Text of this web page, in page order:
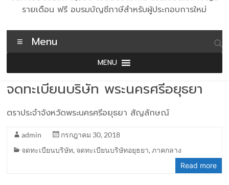
รายเดือน ฟรี อบรมบัญชีภาษีสำหรับผู้ประกอบการใหม่
Menu
MENU
จดทะเบียนบริษัท พระนครศรีอยุธยา
ตราประจำจังหวัดพระนครศรีอยุธยา สัญลักษณ์
admin
กรกฎาคม 30, 2018
จดทะเบียนบริษัท, จดทะเบียนบริษัทอยุธยา,ภาคกลาง
Read more